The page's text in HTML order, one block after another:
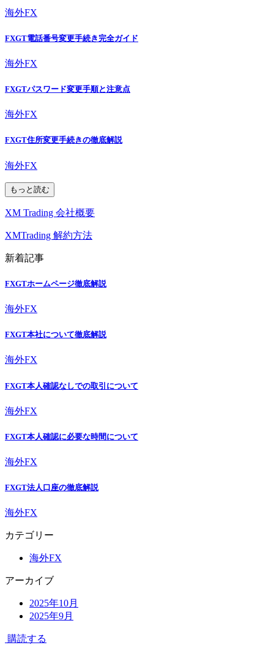
海外FX
FXGT電話番号変更手続き完全ガイド
海外FX
FXGTパスワード変更手順と注意点
海外FX
FXGT住所変更手続きの徹底解説
海外FX
もっと読む
XM Trading 会社概要
XMTrading 解約方法
新着記事
FXGTホームページ徹底解説
海外FX
FXGT本社について徹底解説
海外FX
FXGT本人確認なしでの取引について
海外FX
FXGT本人確認に必要な時間について
海外FX
FXGT法人口座の徹底解説
海外FX
カテゴリー
海外FX
アーカイブ
2025年10月
2025年9月
購読する